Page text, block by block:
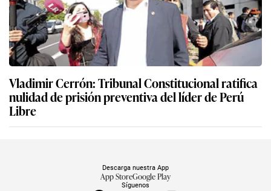
Vladimir Cerrón: Tribunal Constitucional ratifica
nulidad de prisión preventiva del líder de Perú
Libre
Síguenos
Descarga nuestra App
App StoreGoogle Play